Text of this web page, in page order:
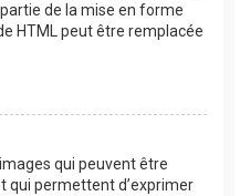
de la mise en forme
HTML peut être remplacée
qui peuvent être
qui permettent d’exprimer